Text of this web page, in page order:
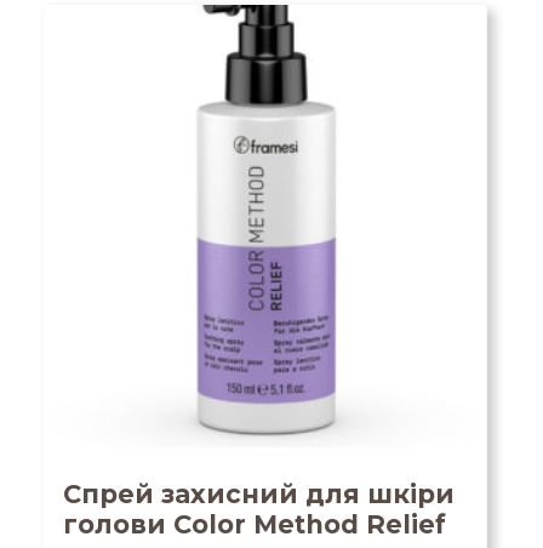
Спрей захисний для шкіри
голови Color Method Relief